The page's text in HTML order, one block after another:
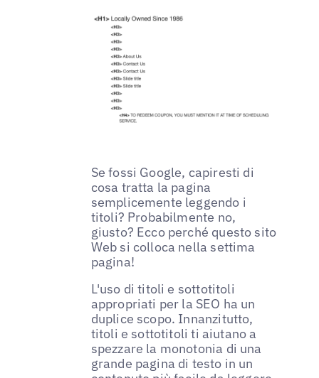
Se fossi Google, capiresti di
cosa tratta la pagina
semplicemente leggendo i
titoli? Probabilmente no,
giusto? Ecco perché questo sito
Web si colloca nella settima
pagina!
L'uso di titoli e sottotitoli
appropriati per la SEO ha un
duplice scopo. Innanzitutto,
titoli e sottotitoli ti aiutano a
spezzare la monotonia di una
grande pagina di testo in un